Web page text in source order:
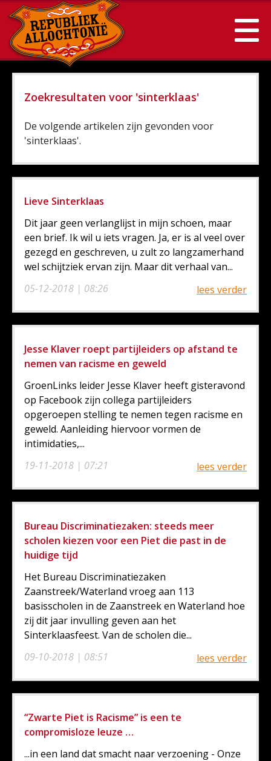
Zoekresultaten voor 'sinterklaas'
De volgende artikelen zijn gevonden voor
'sinterklaas'.
Lieve Sinterklaas
05-12-2018 | 08:26
Dit jaar geen verlanglijst in mijn schoen, maar
een brief. Ik wil u iets vragen. Ja, er is al veel over
gezegd en geschreven, u zult zo langzamerhand
wel schijtziek ervan zijn. Maar dit verhaal van...
lees verder
Jesse Klaver roept partijleiders op afstand te
nemen van racisme en geweld
19-11-2018 | 07:21
GroenLinks leider Jesse Klaver heeft gisteravond
op Facebook zijn collega partijleiders
opgeroepen stelling te nemen tegen racisme en
geweld. Aanleiding hiervoor vormen de
intimidaties,...
lees verder
Bureau Discriminatiezaken: steeds meer
scholen kiezen voor een Piet die past in de
huidige tijd
09-10-2018 | 08:51
​Het Bureau Discriminatiezaken
Zaanstreek/Waterland vroeg aan 113
basisscholen in de Zaanstreek en Waterland hoe
zij dit jaar invulling geven aan het
Sinterklaasfeest. Van de scholen die...
lees verder
“Zwarte Piet is Racisme” is een te
compromisloze leuze …
...in een land dat smacht naar verzoening - Onze